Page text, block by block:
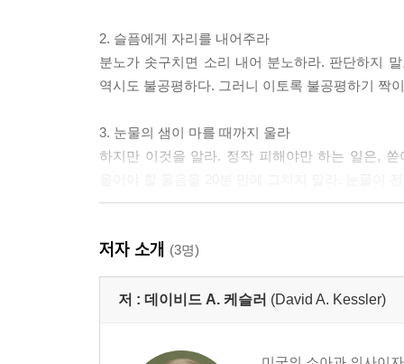
2. 슬픔에게 자리를 내어주라
분노가 솟구치면 소리 내어 분노하라. 판단하지
역시도 불공평하다. 그러니 이토록 불공평하기 짝
3. 눈물의 샘이 마를 때까지 울라
하지만 이것을 알라. 정작 피해야만 하는 일은,
사랑하는 이가 떠나고, 당신이 ‘남겨졌다’는 것
얘기해주겠지만, 한 가지 확실한 것만은 있다. 당신
저자 소개 (3명)
저 : 데이비드 A. 케슬러 (David A. Kessler)